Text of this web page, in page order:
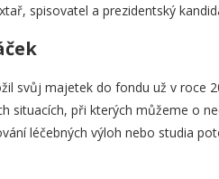
spisovatel a prezidentský
svůj majetek do fondu už v roce
situacích, při kterých můžeme o
léčebných výloh nebo studia